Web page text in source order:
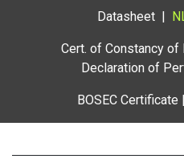
Datasheet |
Cert. of Constancy
Declaration of
BOSEC Certificate |